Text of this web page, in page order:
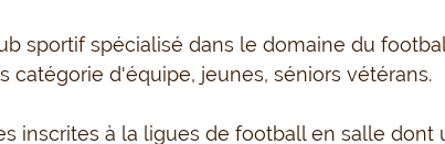
sportif spécialisé dans le domaine du
catégorie d'équipe, jeunes, séniors vétérans.
inscrites à la ligues de football en salle dont